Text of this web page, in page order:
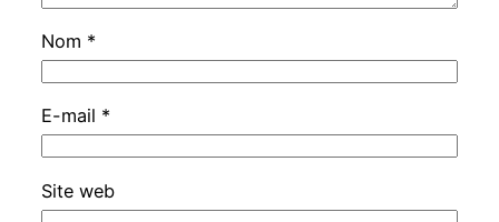
Nom *
E-mail *
Site web